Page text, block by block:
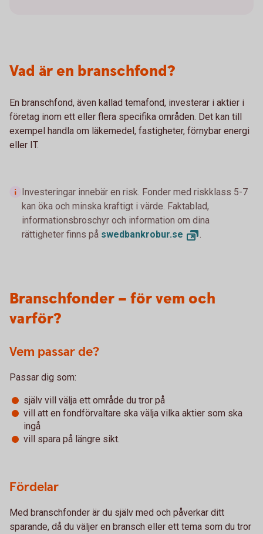
Vad är en branschfond?
En branschfond, även kallad temafond, investerar i aktier i
företag inom ett eller flera specifika områden. Det kan till
exempel handla om läkemedel, fastigheter, förnybar energi
eller IT.
Investeringar innebär en risk. Fonder med riskklass 5-7
kan öka och minska kraftigt i värde. Faktablad,
informationsbroschyr och information om dina
rättigheter finns på swedbankrobur.se .
Branschfonder – för vem och
varför?
Vem passar de?
Passar dig som:
själv vill välja ett område du tror på
vill att en fondförvaltare ska välja vilka aktier som ska
ingå
vill spara på längre sikt.
Fördelar
Med branschfonder är du själv med och påverkar ditt
sparande, då du väljer en bransch eller ett tema som du tror